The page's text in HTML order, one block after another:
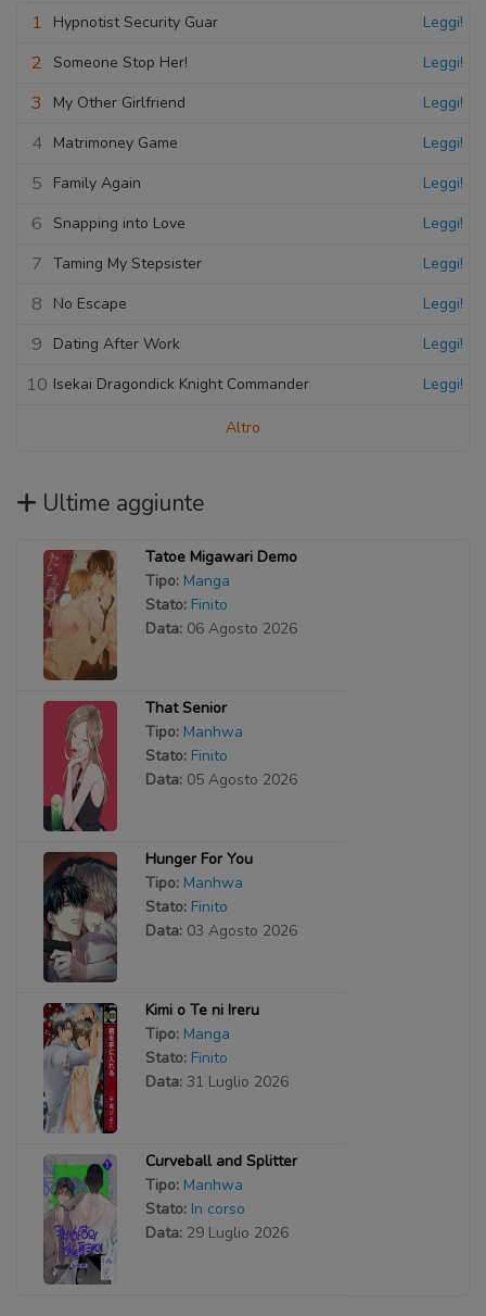
1 Hypnotist Security Guar Leggi!
2 Someone Stop Her! Leggi!
3 My Other Girlfriend Leggi!
4 Matrimoney Game Leggi!
5 Family Again Leggi!
6 Snapping into Love Leggi!
7 Taming My Stepsister Leggi!
8 No Escape Leggi!
9 Dating After Work Leggi!
10 Isekai Dragondick Knight Commander Leggi!
Altro
Ultime aggiunte
Tatoe Migawari Demo
Tipo: Manga
Stato: Finito
Data: 06 Agosto 2026
That Senior
Tipo: Manhwa
Stato: Finito
Data: 05 Agosto 2026
Hunger For You
Tipo: Manhwa
Stato: Finito
Data: 03 Agosto 2026
Kimi o Te ni Ireru
Tipo: Manga
Stato: Finito
Data: 31 Luglio 2026
Curveball and Splitter
Tipo: Manhwa
Stato: In corso
Data: 29 Luglio 2026